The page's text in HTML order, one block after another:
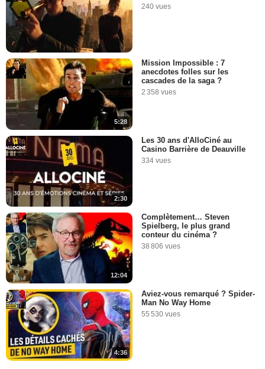
240 vues
5:28
Mission Impossible : 7
anecdotes folles sur les
cascades de la saga ?
2 358 vues
2:30
Les 30 ans d'AlloCiné au
Casino Barrière de Deauville
334 vues
12:04
Complètement… Steven
Spielberg, le plus grand
conteur du cinéma ?
38 806 vues
4:36
Aviez-vous remarqué ? Spider-
Man No Way Home
55 530 vues